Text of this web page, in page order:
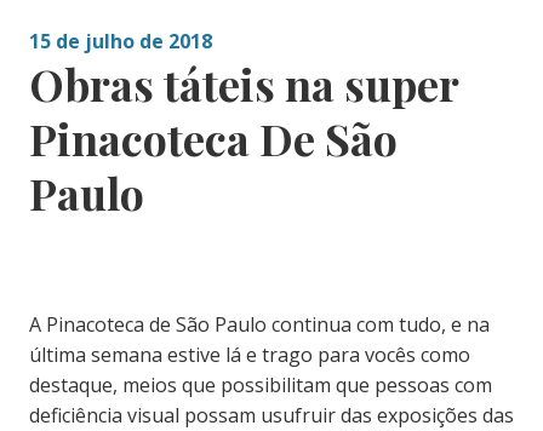
15 de julho de 2018
Obras táteis na super
Pinacoteca De São
Paulo
A Pinacoteca de São Paulo continua com tudo, e na
última semana estive lá e trago para vocês como
destaque, meios que possibilitam que pessoas com
deficiência visual possam usufruir das exposições das